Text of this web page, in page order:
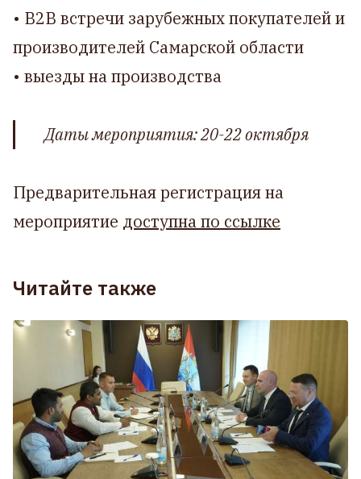
• B2B встречи зарубежных покупателей и
производителей Самарской области
• выезды на производства
Даты мероприятия: 20-22 октября
Предварительная регистрация на
мероприятие доступна по ссылке
Читайте также